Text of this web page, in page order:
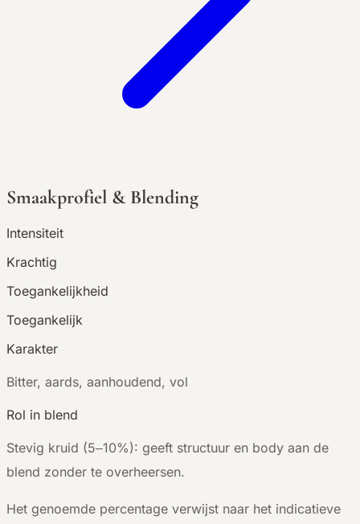
Smaakprofiel & Blending
Intensiteit
Krachtig
Toegankelijkheid
Toegankelijk
Karakter
Bitter, aards, aanhoudend, vol
Rol in blend
Stevig kruid (5–10%): geeft structuur en body aan de
blend zonder te overheersen.
Het genoemde percentage verwijst naar het indicatieve